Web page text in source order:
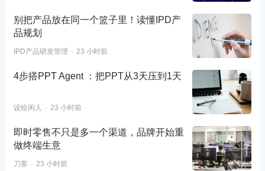
别把产品放在同一个篮子里！读懂IPD产
品规划
IPD产品研发管理 23 小时前
4步搭PPT Agent ：把PPT从3天压到1天
设绘闲人 23 小时前
即时零售不只是多一个渠道，品牌开始重
做终端生意
刀客 23 小时前